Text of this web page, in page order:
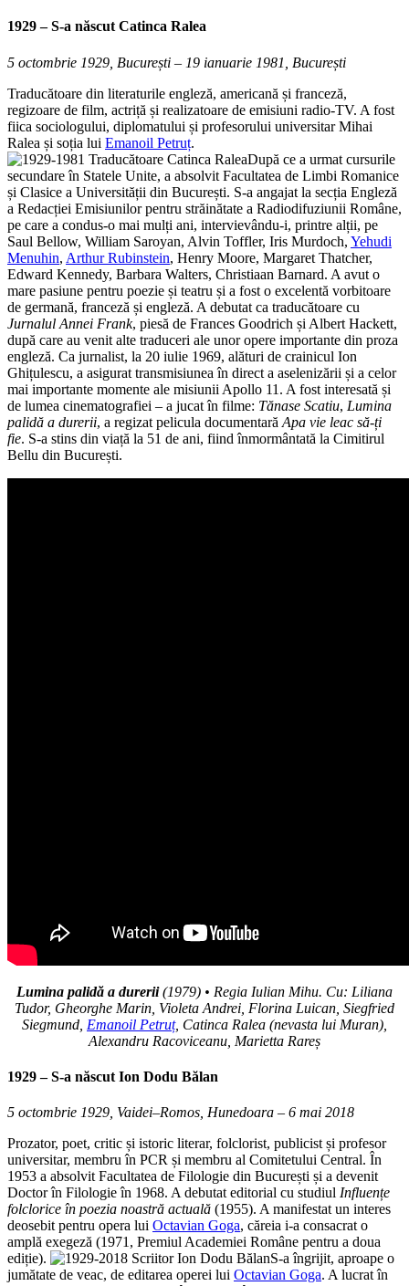
1929 – S-a născut Catinca Ralea
5 octombrie 1929, București – 19 ianuarie 1981, București
Traducătoare din literaturile engleză, americană și franceză,
regizoare de film, actriță și realizatoare de emisiuni radio-TV. A fost
fiica sociologului, diplomatului și profesorului universitar Mihai
Ralea și soția lui Emanoil Petruț.
După ce a urmat cursurile
secundare în Statele Unite, a absolvit Facultatea de Limbi Romanice
și Clasice a Universității din București. S-a angajat la secția Engleză
a Redacției Emisiunilor pentru străinătate a Radiodifuziunii Române,
pe care a condus-o mai mulți ani, intervievându-i, printre alții, pe
Saul Bellow, William Saroyan, Alvin Toffler, Iris Murdoch, Yehudi
Menuhin, Arthur Rubinstein, Henry Moore, Margaret Thatcher,
Edward Kennedy, Barbara Walters, Christiaan Barnard. A avut o
mare pasiune pentru poezie și teatru și a fost o excelentă vorbitoare
de germană, franceză și engleză. A debutat ca traducătoare cu
Jurnalul Annei Frank, piesă de Frances Goodrich și Albert Hackett,
după care au venit alte traduceri ale unor opere importante din proza
engleză. Ca jurnalist, la 20 iulie 1969, alături de crainicul Ion
Ghițulescu, a asigurat transmisiunea în direct a aselenizării și a celor
mai importante momente ale misiunii Apollo 11. A fost interesată și
de lumea cinematografiei – a jucat în filme: Tănase Scatiu, Lumina
palidă a durerii, a regizat pelicula documentară Apa vie leac să-ți
fie. S-a stins din viață la 51 de ani, fiind înmormântată la Cimitirul
Bellu din București.
Lumina palidă a durerii(1979) • Regia Iulian Mihu. Cu: Liliana
Tudor, Gheorghe Marin, Violeta Andrei, Florina Luican, Siegfried
Siegmund, Emanoil Petruț, Catinca Ralea (nevasta lui Muran),
Alexandru Racoviceanu, Marietta Rareș
1929 – S-a născut Ion Dodu Bălan
5 octombrie 1929, Vaidei–Romos, Hunedoara – 6 mai 2018
Prozator, poet, critic și istoric literar, folclorist, publicist și profesor
universitar, membru în PCR și membru al Comitetului Central. În
1953 a absolvit Facultatea de Filologie din București și a devenit
Doctor în Filologie în 1968. A debutat editorial cu studiul Influențe
folclorice în poezia noastră actuală (1955). A manifestat un interes
deosebit pentru opera lui Octavian Goga, căreia i-a consacrat o
amplă exegeză (1971, Premiul Academiei Române pentru a doua
ediție).
S-a îngrijit, aproape o
jumătate de veac, de editarea operei lui Octavian Goga. A lucrat în